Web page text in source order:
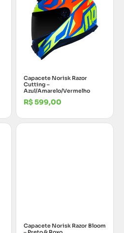
Capacete Norisk Razor
Cutting –
Azul/Amarelo/Vermelho
R$599,00
Capacete Norisk Razor Bloom